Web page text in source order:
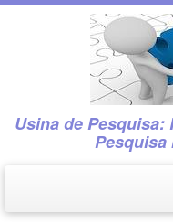
Usina de Pesquisa:
Pesquisa